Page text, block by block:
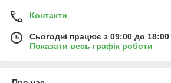
Контакти
Сьогодні працює з 09:00 до 18:00
Показати весь графік роботи